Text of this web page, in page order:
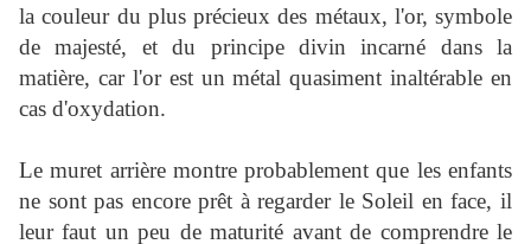
la couleur du plus précieux des métaux, l'or, symbole
de majesté, et du principe divin incarné dans la
matière, car l'or est un métal quasiment inaltérable en
cas d'oxydation.
Le muret arrière montre probablement que les enfants
ne sont pas encore prêt à regarder le Soleil en face, il
leur faut un peu de maturité avant de comprendre le